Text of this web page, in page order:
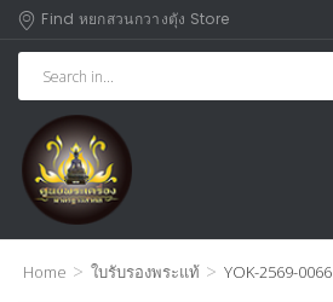
Find หยกสวนกวางตุัง Store
Home > ใบรับรองพระแท้ > YOK-2569-0066